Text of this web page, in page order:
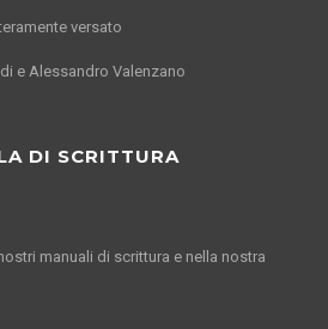
versato
e Alessandro Valenzano
DI SCRITTURA
manuali di scrittura e nella nostra